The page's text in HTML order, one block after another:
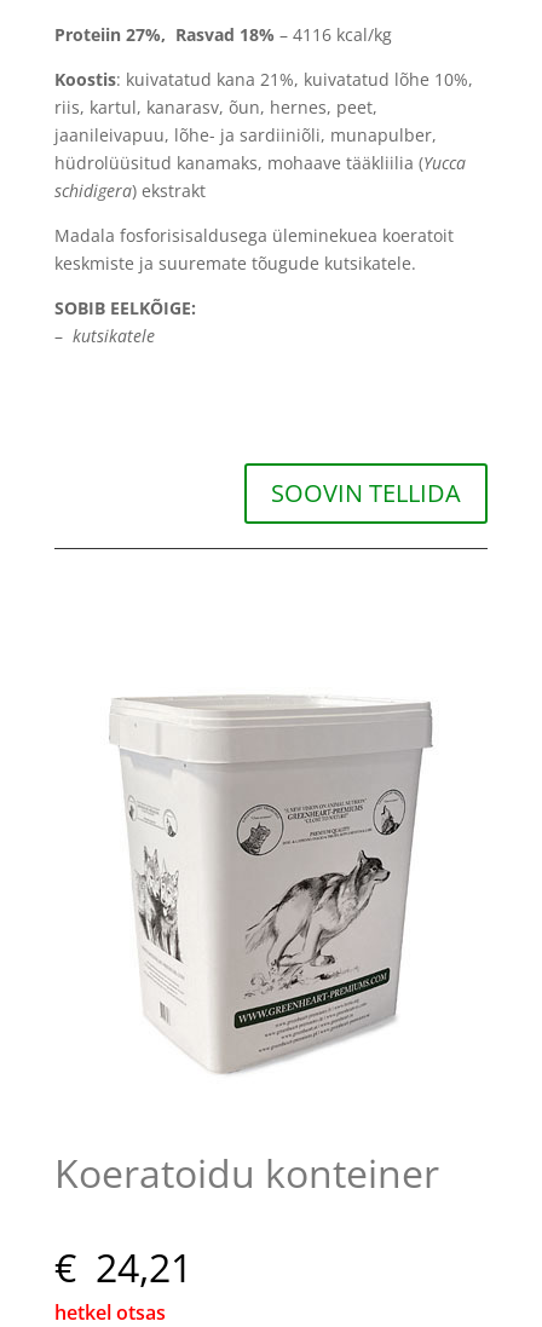
Proteiin 27%, Rasvad 18% – 4116 kcal/kg
Koostis: kuivatatud kana 21%, kuivatatud lõhe 10%,
riis, kartul, kanarasv, õun, hernes, peet,
jaanileivapuu, lõhe- ja sardiiniõli, munapulber,
hüdrolüüsitud kanamaks, mohaave tääkliilia (Yucca
schidigera) ekstrakt
Madala fosforisisaldusega üleminekuea koeratoit
keskmiste ja suuremate tõugude kutsikatele.
SOBIB EELKÕIGE:
– kutsikatele
SOOVIN TELLIDA
Koeratoidu konteiner
€ 24,21
hetkel otsas